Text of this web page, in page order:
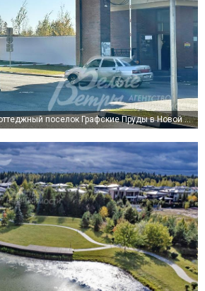
поселок Графские Пруды в Новой Москве